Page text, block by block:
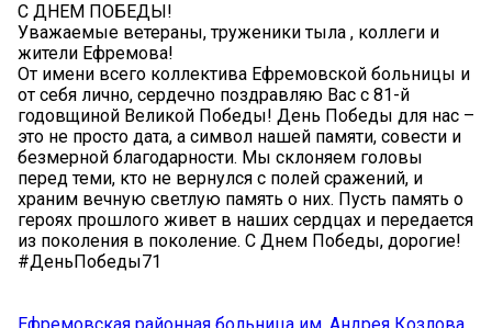
С ДНЕМ ПОБЕДЫ!
Уважаемые ветераны, труженики тыла , коллеги и
жители Ефремова!
От имени всего коллектива Ефремовской больницы и
от себя лично, сердечно поздравляю Вас с 81-й
годовщиной Великой Победы! День Победы для нас –
это не просто дата, а символ нашей памяти, совести и
безмерной благодарности. Мы склоняем головы
перед теми, кто не вернулся с полей сражений, и
храним вечную светлую память о них. Пусть память о
героях прошлого живет в наших сердцах и передается
из поколения в поколение. С Днем Победы, дорогие!
#ДеньПобеды71